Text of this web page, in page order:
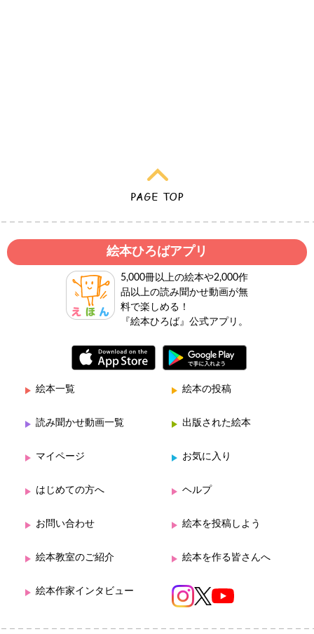
絵本ひろばアプリ
5,000冊以上の絵本や2,000作
品以上の読み聞かせ動画が無
料で楽しめる！
『絵本ひろば』公式アプリ。
絵本一覧 絵本の投稿
読み聞かせ動画一覧 出版された絵本
マイページ お気に入り
はじめての方へ ヘルプ
お問い合わせ 絵本を投稿しよう
絵本教室のご紹介 絵本を作る皆さんへ
絵本作家インタビュー